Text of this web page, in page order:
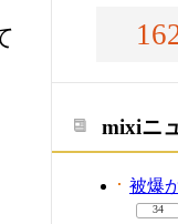
mixiニ
被爆
34